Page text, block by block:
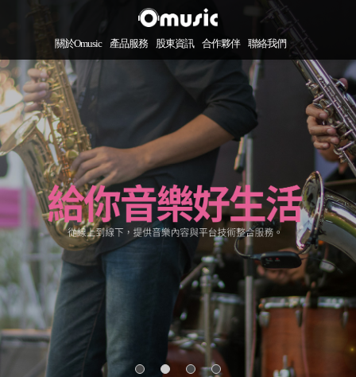
關於Omusic 產品服務 股東資訊 合作夥伴 聯絡我們